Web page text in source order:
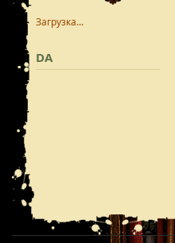
Загрузка...
DA